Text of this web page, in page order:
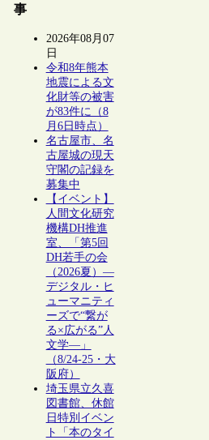
事
2026年08月07
日
令和8年熊本
地震による文
化財等の被害
が83件に（8
月6日時点）
名古屋市、名
古屋城の現天
守閣の記録を
募集中
【イベント】
人間文化研究
機構DH推進
室、「第5回
DH若手の会
（2026夏）―
デジタル・ヒ
ューマニティ
ーズで“繋が
る×広がる”人
文学―」
（8/24-25・大
阪府）
埼玉県立久喜
図書館、休館
日特別イベン
ト「本のタイ